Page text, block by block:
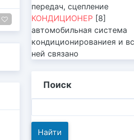
передач, сцепление
КОНДИЦИОНЕР [8]
автомобильная система
кондиционированиея и
ней связано
Поиск